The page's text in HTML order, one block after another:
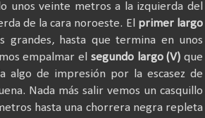
unos veinte metros a la izquierda del
de la cara noroeste. El primer largo
grandes, hasta que termina en unos
empalmar el segundo largo (V) que
algo de impresión por la escasez de
Nada más salir vemos un casquillo
hasta una chorrera negra repleta